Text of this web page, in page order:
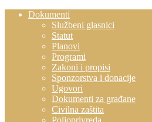
Dokumenti
Službeni glasnici
Statut
Planovi
Programi
Zakoni i propisi
Sponzorstva i donacije
Ugovori
Dokumenti za građane
Civilna zaštita
Poljoprivreda